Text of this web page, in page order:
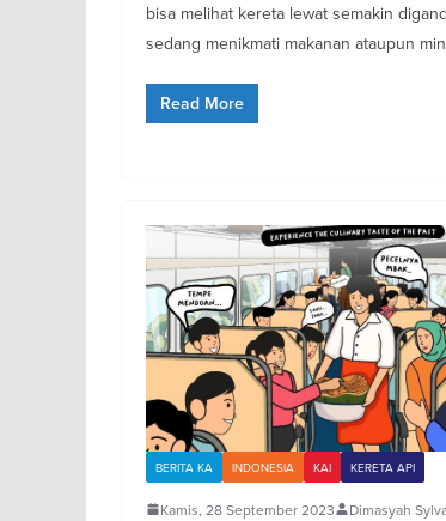
bisa melihat kereta lewat semakin
sedang menikmati makanan ataupun
Read More
BERITA KA INDONESIA KAI KERETA API
Kamis, 28 September 2023
Dimasyah